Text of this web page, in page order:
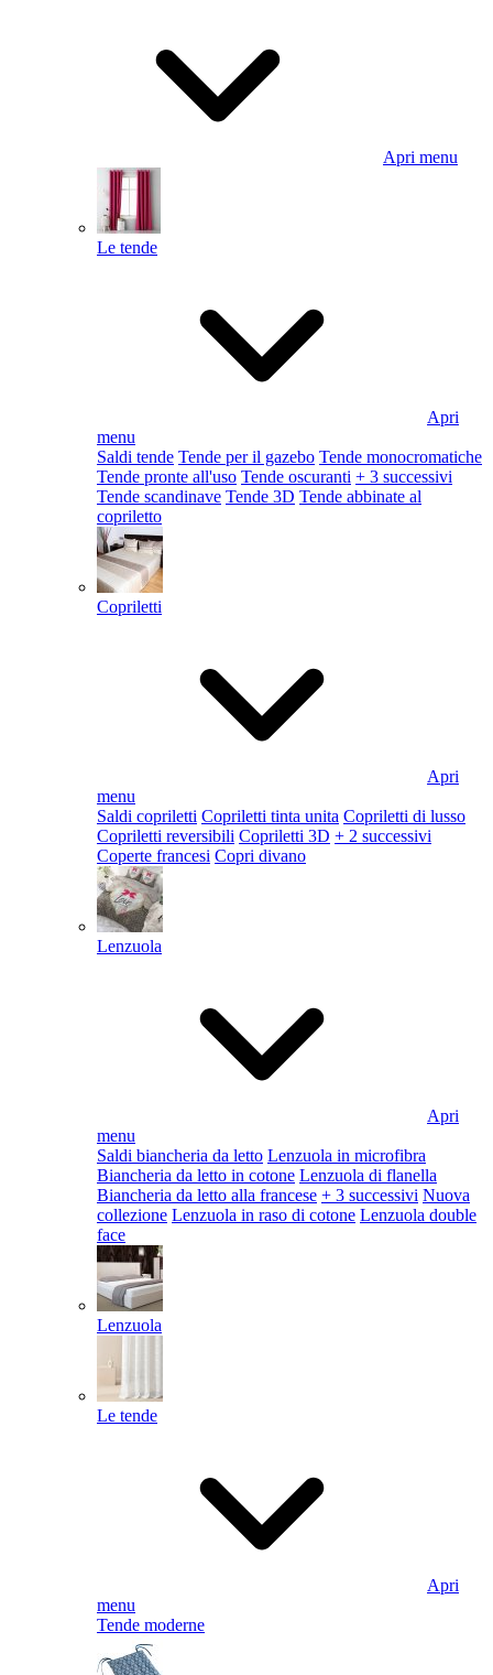
Apri menu
Le tende
Apri
menu
Saldi tende Tende per il gazebo Tende monocromatiche
Tende pronte all'uso Tende oscuranti + 3 successivi
Tende scandinave Tende 3D Tende abbinate al
copriletto
Copriletti
Apri
menu
Saldi copriletti Copriletti tinta unita Copriletti di lusso
Copriletti reversibili Copriletti 3D + 2 successivi
Coperte francesi Copri divano
Lenzuola
Apri
menu
Saldi biancheria da letto Lenzuola in microfibra
Biancheria da letto in cotone Lenzuola di flanella
Biancheria da letto alla francese + 3 successivi Nuova
collezione Lenzuola in raso di cotone Lenzuola double
face
Lenzuola
Le tende
Apri
menu
Tende moderne